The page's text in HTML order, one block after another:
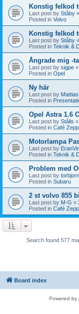
Konstig felkod
Last post by Ståby «
Posted in Volvo
Konstig felkod
Last post by Ståby «
Posted in Teknik &
Ångrade mig -
Last post by sigpe «
Posted in Opel
Ny här
Last post by
Posted in
Opel Astra 1.6
Last post by Stålis «
Posted in Café
Motorlampa
Last post by
Posted in Teknik &
Problem med
Last post by
Posted in Subaru
2 st volvo 855
Last post by M-G «
Posted in Café
Search found 577
Board index
Powered by